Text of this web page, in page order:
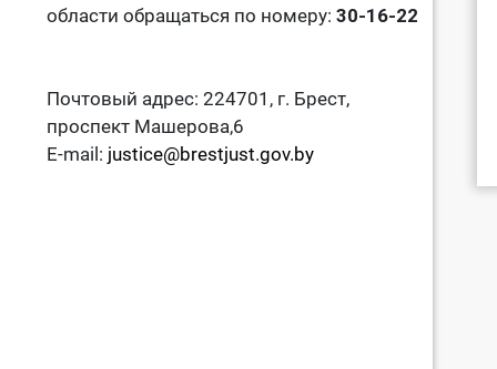
области обращаться по номеру: 30-16-22
Почтовый адрес: 224701, г. Брест,
проспект Машерова,6
E-mail: justice@brestjust.gov.by